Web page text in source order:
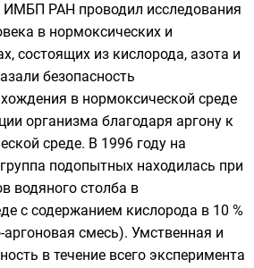
ИМБП РАН проводил исследования
в нормоксических и
состоящих из кислорода, азота и
безопасность
в нормоксической среде
организма благодаря аргону к
среде. В 1996 году на
подопытных находилась при
водяного столба в
с содержанием кислорода в 10 %
смесь). Умственная и
в течение всего эксперимента